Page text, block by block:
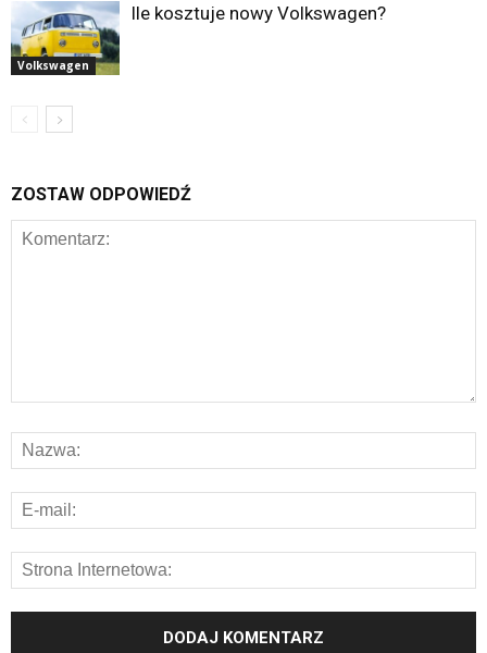
Volkswagen
Ile kosztuje nowy Volkswagen?
ZOSTAW ODPOWIEDŹ